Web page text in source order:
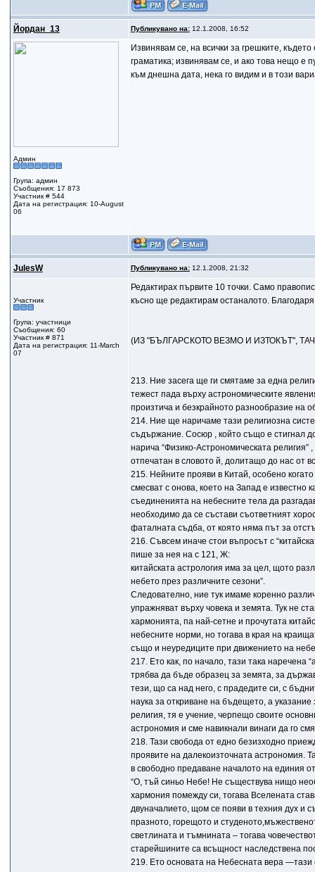
Йордан_13 Публикувано на:12.1.2008, 16:52
Админ
Група: админ
Съобщения: 17 873
Участник # 544
Дата на регистрация: 10-August
06
Извинявам се, на всички за грешките,
граматика; извинявам се, и ако това нещо е
към днешна дата, нека го видим и в този
JulesW Публикувано на:12.1.2008, 21:32
Участник
Група: участници
Съобщения: 60
Участник # 871
Дата на регистрация: 11-March
07
Редактирах първите 10 точки. Само
късно ще редактирам останалото.
(ИЗ "БЪЛГАРСКОТО ВЕЗМО И ИЗТОКЪТ",
213. Ние засега ще ги смятаме за една
тежест пада върху астрономическите
произтича и безкрайното разнообразие на
214. Ние ще наричаме тази религиозна
съдържание. Сосюр , който също е стигнал
нарича “Физико-Астрономическата
отпечатан в словото й, долитащо до нас от
215. Нейните прояви в Китай, особено
смесват с онова, което на Запад е известно
съединенията на небесните тела да
необходимо да се състави съответният
фаталната съдба, от която няма път за
216. Съвсем иначе стои въпросът с
пише за нея на с 121, Ж:
китайската астрология има за цел, щото
небето през различните сезони”.
Следователно, ние тук имаме коренно
упражняват върху човека и земята. Тук не
хармонията, па най-сетне и прочутата
небесните норми, но тогава в края на
също и неуредиците при движението на
217. Ето как, по начало, тази така наречена
трябва да бъде образец за земята, за
тези, що са над него, с прадедите си, с
наука за откриване на бъдещето, а
религия, тя е учение, черпещо своите
астрономия и сме навикнали винаги да го
218. Тази свобода от едно безизходно
проявите на далекоизточната астрономия.
в свободно предаване началото на единия
“О, тъй синьо Небе! Не съществува нищо
хармония помежду си, тогава Вселената
двуначалието, щом се появи в техния дух и
празното, горещото и
светлината и тъмнината – тогава
старейшините са всъщност наследствена
219. Ето основата на Небесната вера —тази